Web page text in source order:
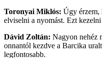
Toronyai Miklós: Úgy érzem,
elviselni a nyomást. Ezt
Dávid Zoltán: Nagyon nehéz
onnantól kezdve a Barcika
legfontosabb.